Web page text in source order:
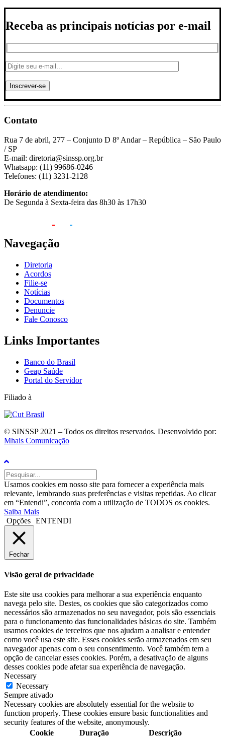
Receba as principais notícias por e-mail
Contato
Rua 7 de abril, 277 – Conjunto D 8º Andar – República – São Paulo
/ SP
E-mail: diretoria@sinssp.org.br
Whatsapp: (11) 99686-0246
Telefones: (11) 3231-2128
Horário de atendimento:
De Segunda à Sexta-feira das 8h30 às 17h30
Navegação
Diretoria
Acordos
Filie-se
Notícias
Documentos
Denuncie
Fale Conosco
Links Importantes
Banco do Brasil
Geap Saúde
Portal do Servidor
Filiado à
© SINSSP 2021 – Todos os direitos reservados. Desenvolvido por:
Mhais Comunicação
Usamos cookies em nosso site para fornecer a experiência mais
relevante, lembrando suas preferências e visitas repetidas. Ao clicar
em “Entendi”, concorda com a utilização de TODOS os cookies.
Saiba Mais
Opções ENTENDI
Fechar
Visão geral de privacidade
Este site usa cookies para melhorar a sua experiência enquanto
navega pelo site. Destes, os cookies que são categorizados como
necessários são armazenados no seu navegador, pois são essenciais
para o funcionamento das funcionalidades básicas do site. Também
usamos cookies de terceiros que nos ajudam a analisar e entender
como você usa este site. Esses cookies serão armazenados em seu
navegador apenas com o seu consentimento. Você também tem a
opção de cancelar esses cookies. Porém, a desativação de alguns
desses cookies pode afetar sua experiência de navegação.
Necessary
Necessary
Sempre ativado
Necessary cookies are absolutely essential for the website to
function properly. These cookies ensure basic functionalities and
security features of the website, anonymously.
Cookie
Duração Descrição